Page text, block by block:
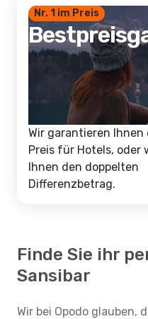
Nr. 1 im Preis
Wir garantieren Ihnen
Preis für Hotels, oder
Ihnen den doppelten
Differenzbetrag.
Finde Sie ihr
Sansibar
Wir bei Opodo glauben,